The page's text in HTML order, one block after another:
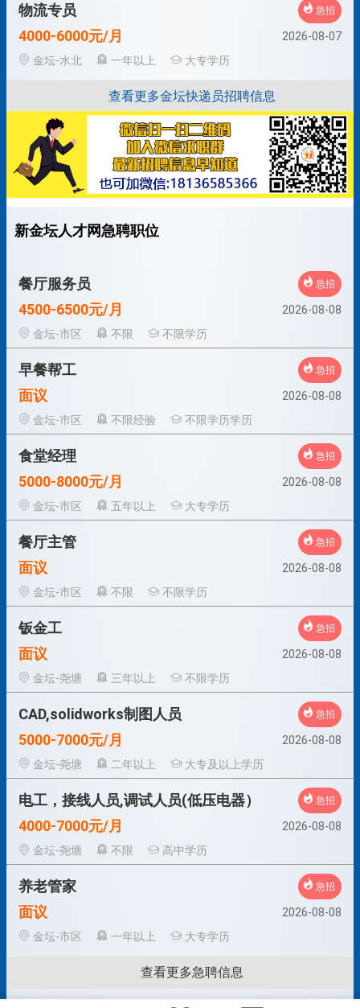
物流专员 急招
4000-6000元/月
2026-08-07
金坛-水北
一年以上 大专学历
查看更多金坛快递员招聘信息
新金坛人才网急聘职位
餐厅服务员 急招
4500-6500元/月
2026-08-08
金坛-市区
不限 不限学历
早餐帮工 急招
面议
2026-08-08
金坛-市区
不限经验 不限学历学历
食堂经理 急招
5000-8000元/月
2026-08-08
金坛-市区
五年以上 大专学历
餐厅主管 急招
面议
2026-08-08
金坛-市区
不限 不限学历
钣金工 急招
面议
2026-08-08
金坛-尧塘
三年以上 不限学历
CAD,solidworks制图人员 急招
5000-7000元/月
2026-08-08
金坛-尧塘
二年以上 大专及以上学历
电工，接线人员,调试人员(低压电器） 急招
4000-7000元/月
2026-08-08
金坛-尧塘
不限 高中学历
养老管家 急招
面议
2026-08-08
金坛-市区
一年以上 大专学历
查看更多急聘信息